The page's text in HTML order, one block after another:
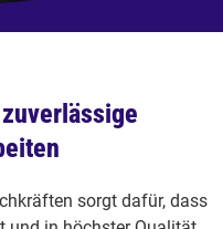
sorgt dafür, dass